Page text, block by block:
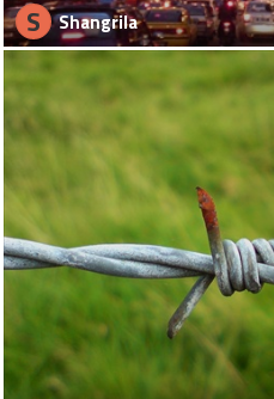
S Shangrila